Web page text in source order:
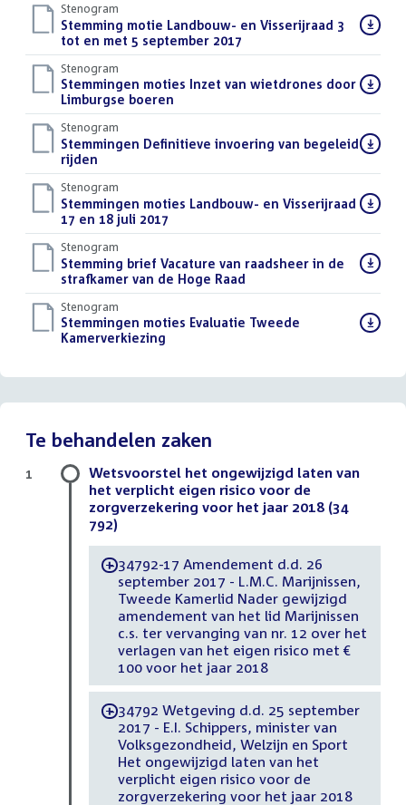
Stenogram
Download
bestand:
Stemming motie Landbouw- en Visserijraad 3
tot en met 5 september 2017
Stenogram
Download
bestand:
Stemmingen moties Inzet van wietdrones door
Limburgse boeren
Stenogram
Download
bestand:
Stemmingen Definitieve invoering van begeleid
rijden
Stenogram
Download
bestand:
Stemmingen moties Landbouw- en Visserijraad
17 en 18 juli 2017
Stenogram
Download
bestand:
Stemming brief Vacature van raadsheer in de
strafkamer van de Hoge Raad
Stenogram
Download
bestand:
Stemmingen moties Evaluatie Tweede
Kamerverkiezing
Te behandelen zaken
Wetsvoorstel het ongewijzigd laten van
het verplicht eigen risico voor de
zorgverzekering voor het jaar 2018 (34
792)
-34792-17 Amendement d.d. 26
september 2017 - L.M.C. Marijnissen,
Tweede Kamerlid Nader gewijzigd
amendement van het lid Marijnissen
c.s. ter vervanging van nr. 12 over het
verlagen van het eigen risico met €
100 voor het jaar 2018
-34792 Wetgeving d.d. 25 september
2017 - E.I. Schippers, minister van
Volksgezondheid, Welzijn en Sport
Het ongewijzigd laten van het
verplicht eigen risico voor de
zorgverzekering voor het jaar 2018
1